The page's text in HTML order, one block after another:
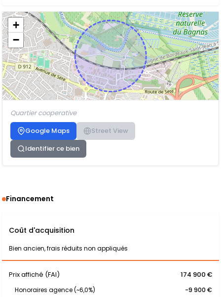
+
−
Quartier cooperative
Google Maps
Street View
Identifier ce bien
Financement
Coût d'acquisition
Bien ancien, frais réduits non appliqués
Prix affiché (FAI) 174 900 €
Honoraires agence (~6,0%)
-9 900 €